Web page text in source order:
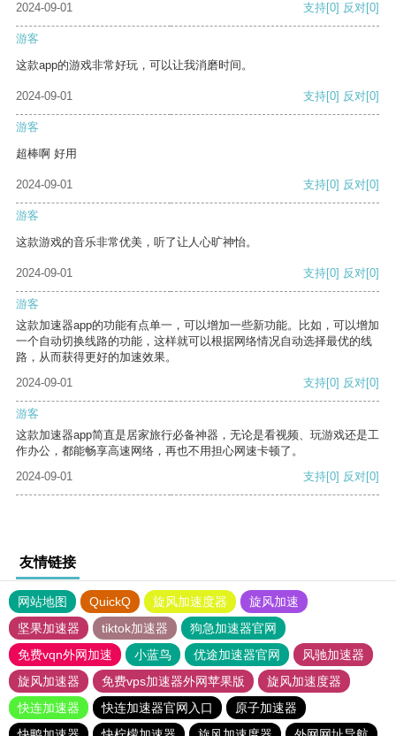
2024-09-01
支持[0] 反对[0]
游客
这款app的游戏非常好玩，可以让我消磨时间。
2024-09-01 支持[0] 反对[0]
游客
超棒啊 好用
2024-09-01 支持[0] 反对[0]
游客
这款游戏的音乐非常优美，听了让人心旷神怡。
2024-09-01 支持[0] 反对[0]
游客
这款加速器app的功能有点单一，可以增加一些新功能。比如，可以增加
一个自动切换线路的功能，这样就可以根据网络情况自动选择最优的线
路，从而获得更好的加速效果。
2024-09-01
支持[0] 反对[0]
游客
这款加速器app简直是居家旅行必备神器，无论是看视频、玩游戏还是工
作办公，都能畅享高速网络，再也不用担心网速卡顿了。
2024-09-01
支持[0] 反对[0]
友情链接
网站地图 QuickQ 旋风加速度器
旋风加速
坚果加速器
tiktok加速器
狗急加速器官网
免费vqn外网加速
小蓝鸟 优途加速器官网
风驰加速器
旋风加速器
免费vps加速器外网苹果版
旋风加速度器
快连加速器
快连加速器官网入口
原子加速器